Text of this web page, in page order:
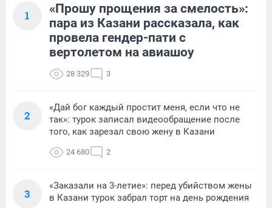
1
«Прошу прощения за смелость»:
пара из Казани рассказала, как
провела гендер-пати с
вертолетом на авиашоу
28 329 3
2
«Дай бог каждый простит меня, если что не
так»: турок записал видеообращение после
того, как зарезал свою жену в Казани
24 680 2
3
«Заказали на 3-летие»: перед убийством жены
в Казани турок забрал торт на день рождения